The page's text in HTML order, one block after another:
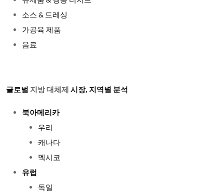
소스 & 드레싱
가공육 제품
음료
글로벌 지방 대체제 시장, 지역별 분석
북아메리카
우리
캐나다
멕시코
유럽
독일